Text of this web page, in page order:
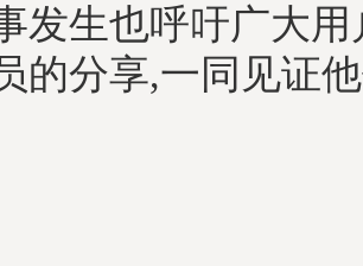
发生也呼吁广大
的分享,一同见证